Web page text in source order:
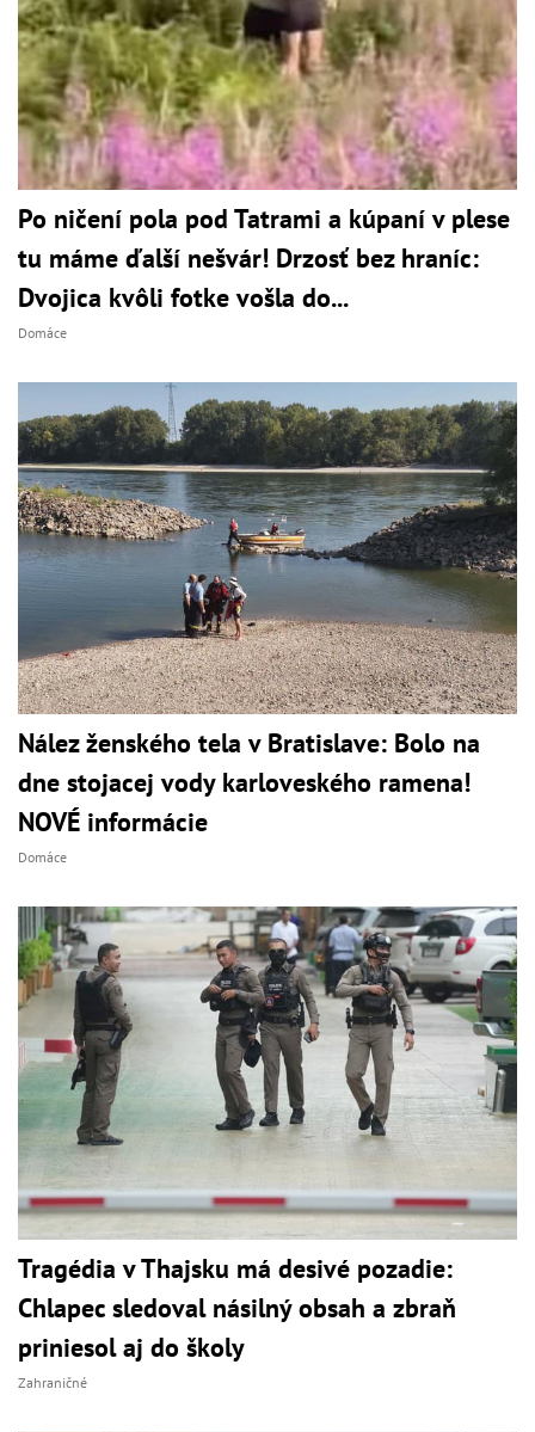
Po ničení pola pod Tatrami a kúpaní v plese
tu máme ďalší nešvár! Drzosť bez hraníc:
Dvojica kvôli fotke vošla do...
Domáce
Nález ženského tela v Bratislave: Bolo na
dne stojacej vody karloveského ramena!
NOVÉ informácie
Domáce
Tragédia v Thajsku má desivé pozadie:
Chlapec sledoval násilný obsah a zbraň
priniesol aj do školy
Zahraničné